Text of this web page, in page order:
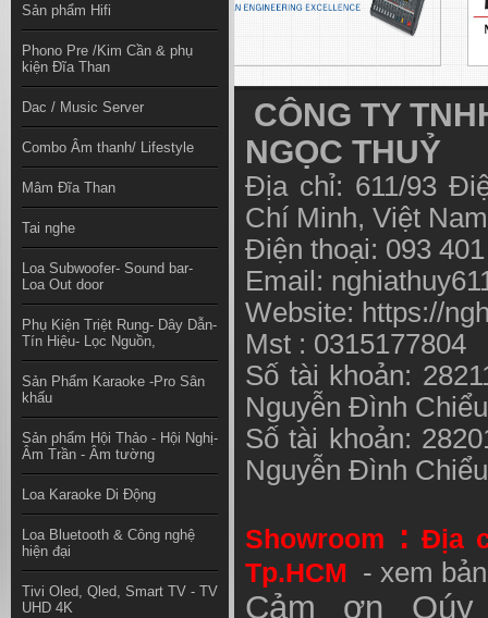
Sản phẩm Hifi
Phono Pre /Kim Cần & phụ
kiện Đĩa Than
Dac / Music Server
Combo Âm thanh/ Lifestyle
Mâm Đĩa Than
Tai nghe
Loa Subwoofer- Sound bar-
Loa Out door
Phụ Kiện Triệt Rung- Dây Dẫn-
Tín Hiệu- Lọc Nguồn,
Sản Phẩm Karaoke -Pro Sân
khấu
Sản phẩm Hội Thảo - Hội Nghị-
Âm Trần - Âm tường
Loa Karaoke Di Động
Loa Bluetooth & Công nghệ
hiện đại
Tivi Oled, Qled, Smart TV - TV
UHD 4K
CÔNG TY
NGỌC THUỶ
Địa chỉ: 611/93
Chí Minh, Việt
Điện thoại: 093
Email:
Website: https://
Mst : 0315177804
Số tài khoản:
Nguyễn Đình
Số tài khoản:
Nguyễn Đình
Showroom : Địa
Tp.HCM - xem
Cảm ơn